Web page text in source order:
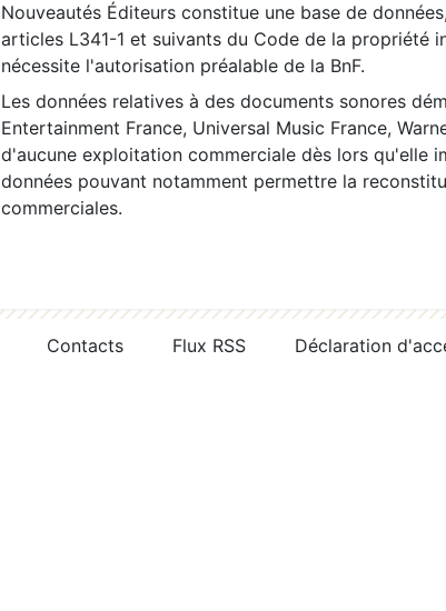
Nouveautés Éditeurs constitue une base de
articles L341-1 et suivants du Code de la propriété
nécessite l'autorisation préalable de la BnF.
Les données relatives à des documents sonores
Entertainment France, Universal Music France,
d'aucune exploitation commerciale dès lors qu'elle
données pouvant notamment permettre la
commerciales.
Contacts Flux RSS Déclaration